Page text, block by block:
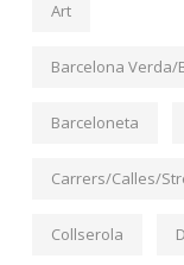
Art
Barcelona
Barceloneta
Carrers/Calles/
Collserola